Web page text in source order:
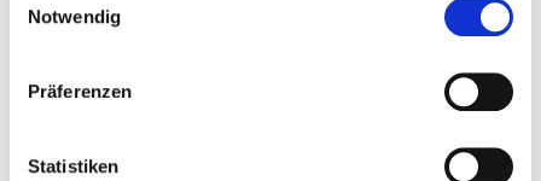
Notwendig
Präferenzen
Statistiken
Anrede